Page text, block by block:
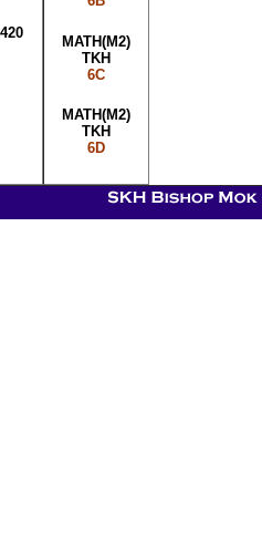
MATH(M2)
TKH
6C
MATH(M2)
TKH
6D